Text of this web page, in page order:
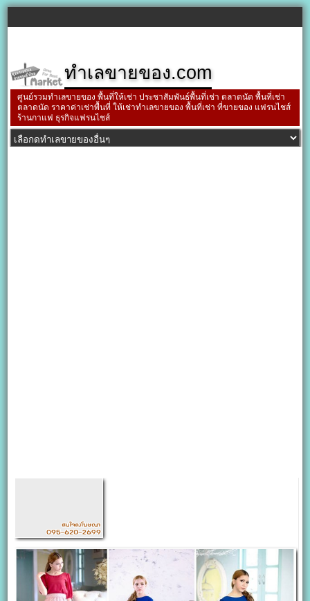
ทำเลขายของ.com
ศูนย์รวมทำเลขายของ พื้นที่ให้เช่า ประชาสัมพันธ์พื้นที่เช่า ตลาดนัด พื้นที่เช่า
ตลาดนัด ราคาค่าเช่าพื้นที่ ให้เช่าทำเลขายของ พื้นที่เช่า ที่ขายของ แฟรนไชส์
ร้านกาแฟ ธุรกิจแฟรนไชส์